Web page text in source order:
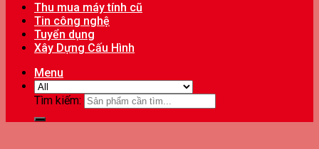
Thu mua máy tính cũ
Tin công nghệ
Tuyển dụng
Xây Dựng Cấu Hình
Menu
Tìm kiếm: